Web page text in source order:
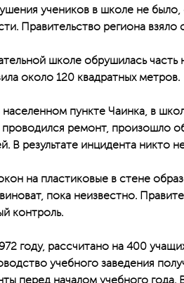
учеников в школе не
Правительство региона
школе обрушилась часть
около 120 квадратных метров.
пункте Чаинка, в
проводился ремонт, произошло
В результате инцидента никто
на пластиковые в стене
пока неизвестно.
контроль.
году, рассчитано на 400
учебного заведения
перед началом учебного